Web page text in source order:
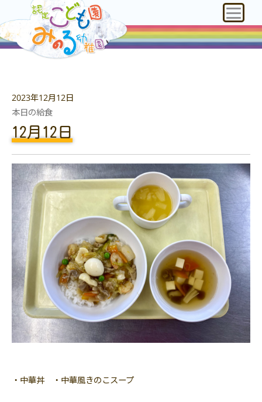
2023年12月12日
本日の給食
12月12日
・中華丼 ・中華風きのこスープ